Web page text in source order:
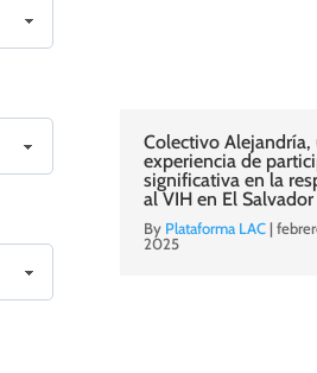
Colectivo Alejandría,
experiencia de
significativa en la
al VIH en El Salvador
By Plataforma LAC|
2025